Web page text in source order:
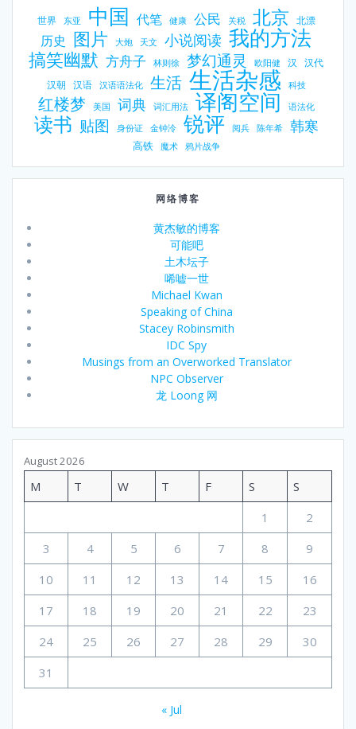
世界 东亚 中国 代笔 健康 公民 关税 北京 北漂
历史 图片 大炮 天文 小说阅读 我的方法
搞笑幽默 方舟子 林则徐 梦幻通灵 欧阳健 汉 汉代
汉朝 汉语 汉语语法化 生活 生活杂感 科技
红楼梦 美国 词典 词汇用法 译阁空间 语法化
读书 贴图 身份证 金钟泠 锐评 阅兵 陈年希 韩寒
高铁 魔术 鸦片战争
网络博客
黄杰敏的博客
可能吧
土木坛子
唏嘘一世
Michael Kwan
Speaking of China
Stacey Robinsmith
IDC Spy
Musings from an Overworked Translator
NPC Observer
龙 Loong 网
August 2026
M T W T F S
S
1
2
3
4 5 6 7 8
9
10
11 12 13 14 15
16
17
18 19 20 21 22
23
24
25 26 27 28 29
30
31
« Jul